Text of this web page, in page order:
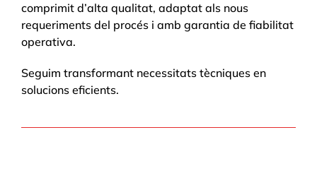
comprimit d’alta qualitat, adaptat als nous
requeriments del procés i amb garantia de fiabilitat
operativa.
Seguim transformant necessitats tècniques en
solucions eficients.